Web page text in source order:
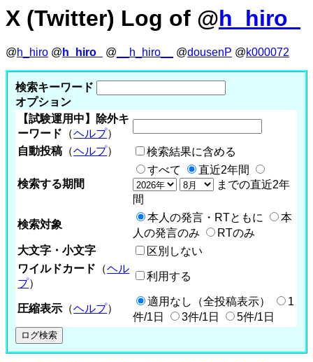
X (Twitter) Log of @h_hiro_
@h_hiro @ h_hiro_ @ __h_hiro__ @dousenP @k000072
検索キーワード
オプション
【試験運用中】除外キ
ーワード （ヘルプ）
自動投稿 （ヘルプ） 検索結果に含める
検索する期間
すべて
直近2年間
までの直近2年
間
検索対象
本人の発言・RTともに
本
人の発言のみ
RTのみ
大文字・小文字
区別しない
ワイルドカード （ヘル
プ）
利用する
圧縮表示 （ヘルプ）
適用なし（全投稿表示）
1
件/1日
3件/1日 5件/1日